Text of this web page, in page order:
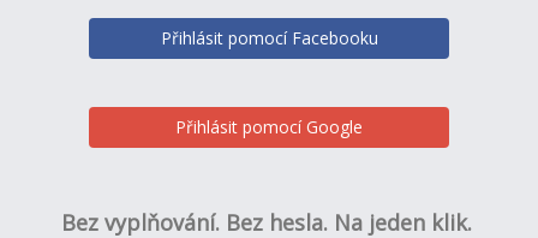
Přihlásit pomocí Facebooku
Přihlásit pomocí Google
Bez vyplňování. Bez hesla. Na jeden klik.